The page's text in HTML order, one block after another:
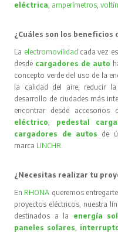
eléctrica, amperímetros,
¿Cuáles son los beneficios
La electromovilidad cada vez
desde cargadores de auto
concepto verde del uso de la
la calidad del aire, reducir
desarrollo de ciudades más
encontrar desde accesorios
eléctrico, pedestal
cargadores de autos de
marca LINCHR.
¿Necesitas realizar tu
En RHONA queremos
proyectos eléctricos, nuestra
destinados a la energía
paneles solares,